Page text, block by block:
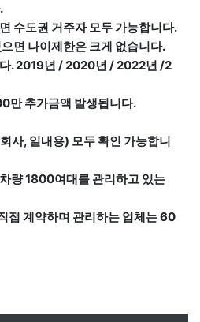
수도권 거주자 모두 가능합니다.
면 나이제한은 크게 없습니다.
. 2019년 / 2020년 / 2022년 /2
만 추가금액 발생됩니다.
사, 일내용) 모두 확인 가능합니
량 1800여대를 관리하고 있는
접 계약하며 관리하는 업체는 60